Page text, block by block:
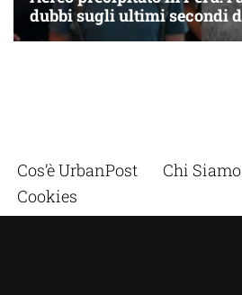
Cos’è UrbanPost Chi Siamo
Cookies